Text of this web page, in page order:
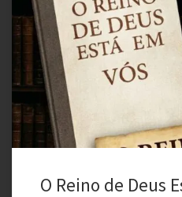
Identificação da ObraAutor: Leon
completo: O Reino de Deus Está
1894 (em russo)Edição analisada:
PortocarreroEditora: Rosa dos
1994 Introdução Contextual: O
Tolstoy Leon Tolstoy […]
O Reino de Deus